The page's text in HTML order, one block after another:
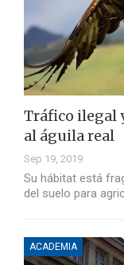
Tráfico ilegal
al águila real
Sep 19, 2019
Su hábitat está
del suelo para
ACADEMIA